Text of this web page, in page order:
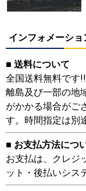
インフォメーショ
■ 送料について
全国送料無料です!!
離島及び一部の地
がかかる場合がご
す。時間指定は別
■ お支払方法につ
お支払は、クレジ
ット・後払いシス